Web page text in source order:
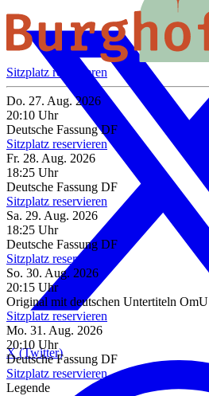
X (Twitter)
Sitzplatz reservieren
Do. 27. Aug. 2026
20:10 Uhr
Deutsche FassungDF
Sitzplatz reservieren
Fr. 28. Aug. 2026
18:25 Uhr
Deutsche Fassung DF
Sitzplatz reservieren
Sa. 29. Aug. 2026
18:25 Uhr
Deutsche Fassung DF
Sitzplatz reservieren
So. 30. Aug. 2026
20:15 Uhr
Original mit deutschen Untertiteln OmU
Sitzplatz reservieren
Mo. 31. Aug. 2026
20:10 Uhr
Deutsche Fassung DF
Sitzplatz reservieren
Legende